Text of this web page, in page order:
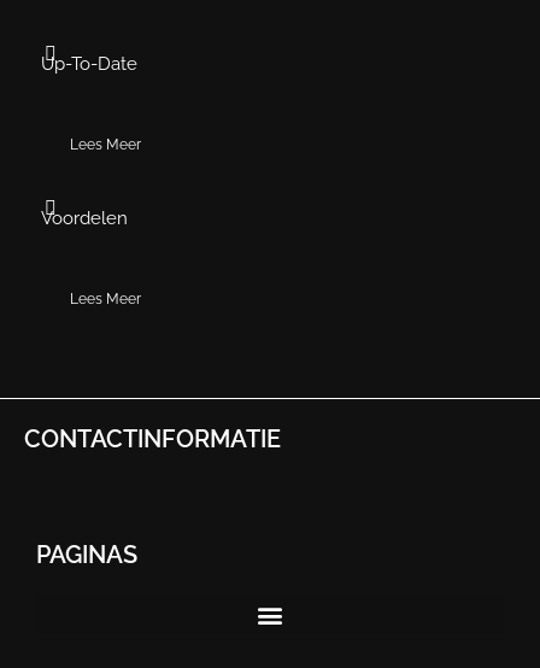
Up-To-Date
Lees Meer
Voordelen
Lees Meer
CONTACTINFORMATIE
PAGINAS